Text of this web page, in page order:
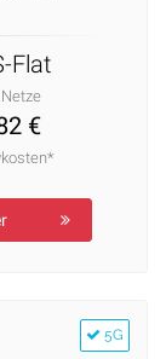
Flat
€
5G